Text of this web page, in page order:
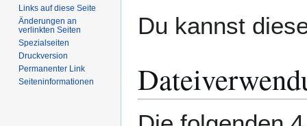
Du kannst
Links auf diese Seite
Änderungen an
verlinkten Seiten
Spezialseiten
Druckversion
Permanenter Link
Seiten­­informationen